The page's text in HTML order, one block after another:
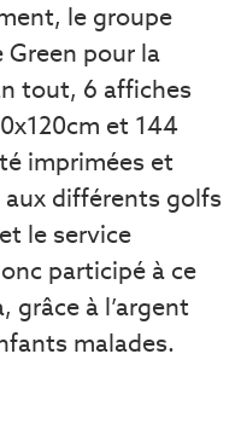
le groupe
Green pour la
tout, 6 affiches
et 144
imprimées et
aux différents golfs
le service
participé à ce
à l’argent
malades.